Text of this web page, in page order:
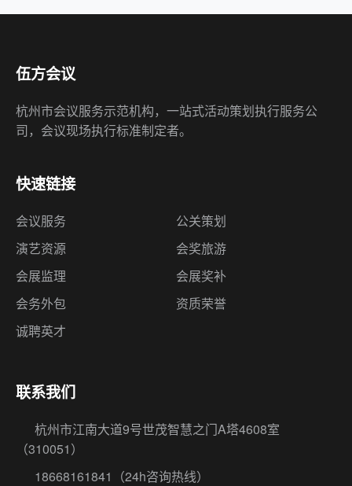
伍方会议
杭州市会议服务示范机构，一站式活动策划执行服务公
司，会议现场执行标准制定者。
快速链接
会议服务
公关策划
演艺资源
会奖旅游
会展监理
会展奖补
会务外包
资质荣誉
诚聘英才
联系我们
杭州市江南大道9号世茂智慧之门A塔4608室
（310051）
18668161841
（24h咨询热线）